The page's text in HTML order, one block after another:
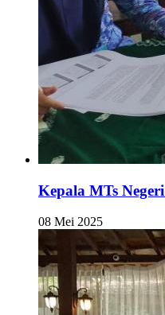
Kepala MTs
08 Mei 2025